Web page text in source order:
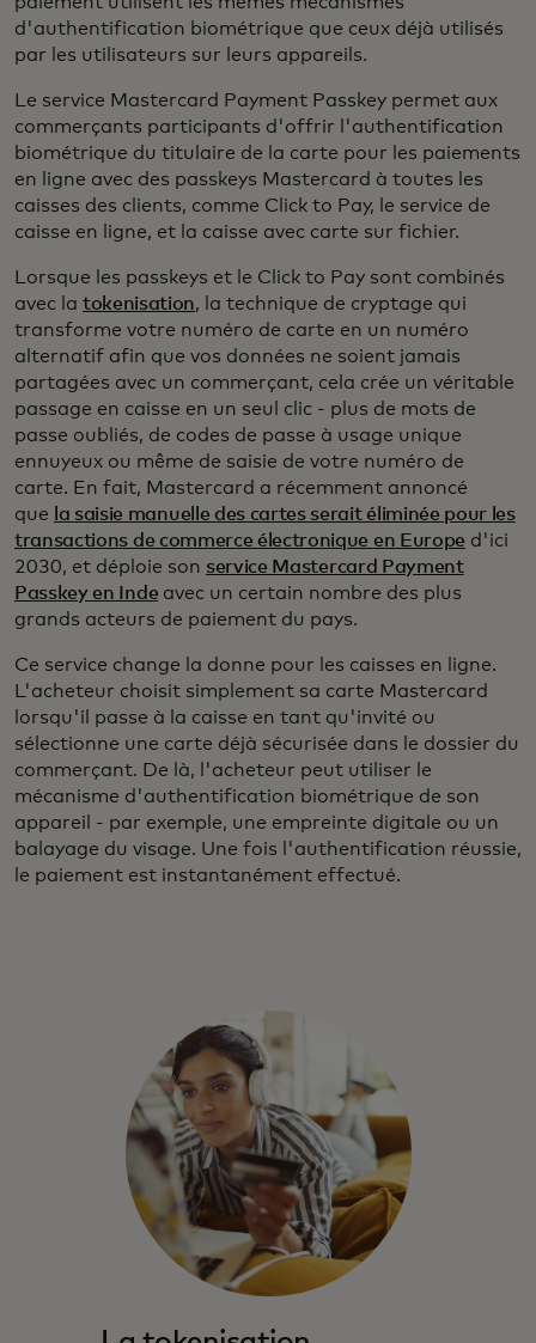
d'authentification biométrique que ceux déjà utilisés
par les utilisateurs sur leurs appareils.
Le service Mastercard Payment Passkey permet aux
commerçants participants d'offrir l'authentification
biométrique du titulaire de la carte pour les paiements
en ligne avec des passkeys Mastercard à toutes les
caisses des clients, comme Click to Pay, le service de
caisse en ligne, et la caisse avec carte sur fichier.
Lorsque les passkeys et le Click to Pay sont combinés
avec la tokenisation, la technique de cryptage qui
transforme votre numéro de carte en un numéro
alternatif afin que vos données ne soient jamais
partagées avec un commerçant, cela crée un véritable
passage en caisse en un seul clic - plus de mots de
passe oubliés, de codes de passe à usage unique
ennuyeux ou même de saisie de votre numéro de
carte. En fait, Mastercard a récemment annoncé
que
la saisie manuelle des cartes serait éliminée pour les
transactions de commerce électronique en Europe d'ici
2030, et déploie son service Mastercard Payment
Passkey en Inde avec un certain nombre des plus
grands acteurs de paiement du pays.
Ce service change la donne pour les caisses en ligne.
L'acheteur choisit simplement sa carte Mastercard
lorsqu'il passe à la caisse en tant qu'invité ou
sélectionne une carte déjà sécurisée dans le dossier du
commerçant. De là, l'acheteur peut utiliser le
mécanisme d'authentification biométrique de son
appareil - par exemple, une empreinte digitale ou un
balayage du visage. Une fois l'authentification réussie,
le paiement est instantanément effectué.